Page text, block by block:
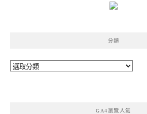
分類
分
GA4瀏覽人氣